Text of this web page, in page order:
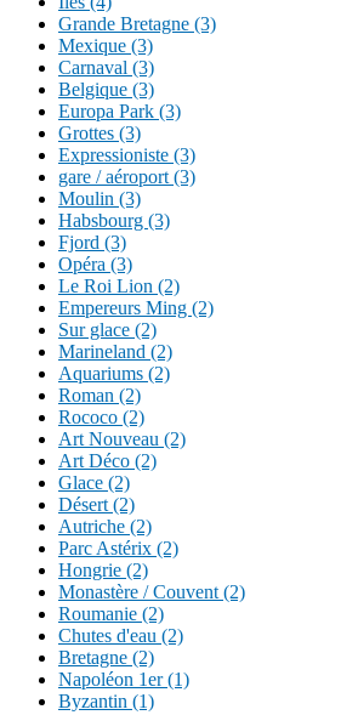
Grande Bretagne (3)
Mexique (3)
Carnaval (3)
Belgique (3)
Europa Park (3)
Grottes (3)
Expressioniste (3)
gare / aéroport (3)
Moulin (3)
Habsbourg (3)
Fjord (3)
Opéra (3)
Le Roi Lion (2)
Empereurs Ming (2)
Sur glace (2)
Marineland (2)
Aquariums (2)
Roman (2)
Rococo (2)
Art Nouveau (2)
Art Déco (2)
Glace (2)
Désert (2)
Autriche (2)
Parc Astérix (2)
Hongrie (2)
Monastère / Couvent (2)
Roumanie (2)
Chutes d'eau (2)
Bretagne (2)
Napoléon 1er (1)
Byzantin (1)